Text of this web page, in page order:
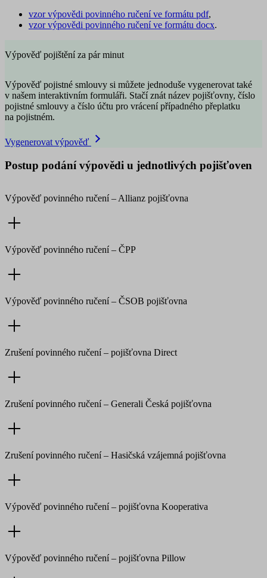
vzor výpovědi povinného ručení ve formátu pdf,
vzor výpovědi povinného ručení ve formátu docx.
Výpověď pojištění za pár minut
Výpověď pojistné smlouvy si můžete jednoduše vygenerovat také
v našem interaktivním formuláři. Stačí znát název pojišťovny, číslo
pojistné smlouvy a číslo účtu pro vrácení případného přeplatku
na pojistném.
Vygenerovat výpověď
Postup podání výpovědi u jednotlivých pojišťoven
Výpověď povinného ručení – Allianz pojišťovna
Výpověď povinného ručení – ČPP
Výpověď povinného ručení – ČSOB pojišťovna
Zrušení povinného ručení – pojišťovna Direct
Zrušení povinného ručení – Generali Česká pojišťovna
Zrušení povinného ručení – Hasičská vzájemná pojišťovna
Výpověď povinného ručení – pojišťovna Kooperativa
Výpověď povinného ručení – pojišťovna Pillow